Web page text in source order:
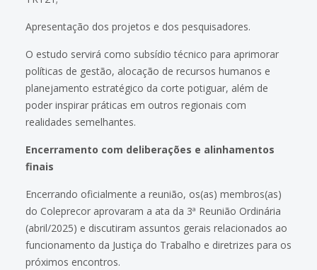
Apresentação dos projetos e dos pesquisadores.
O estudo servirá como subsídio técnico para aprimorar
políticas de gestão, alocação de recursos humanos e
planejamento estratégico da corte potiguar, além de
poder inspirar práticas em outros regionais com
realidades semelhantes.
Encerramento com deliberações e alinhamentos
finais
Encerrando oficialmente a reunião, os(as) membros(as)
do Coleprecor aprovaram a ata da 3ª Reunião Ordinária
(abril/2025) e discutiram assuntos gerais relacionados ao
funcionamento da Justiça do Trabalho e diretrizes para os
próximos encontros.